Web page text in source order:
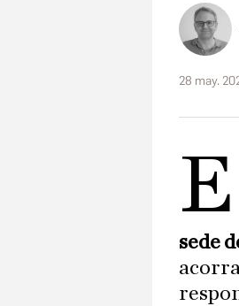
28 may.
E
sede